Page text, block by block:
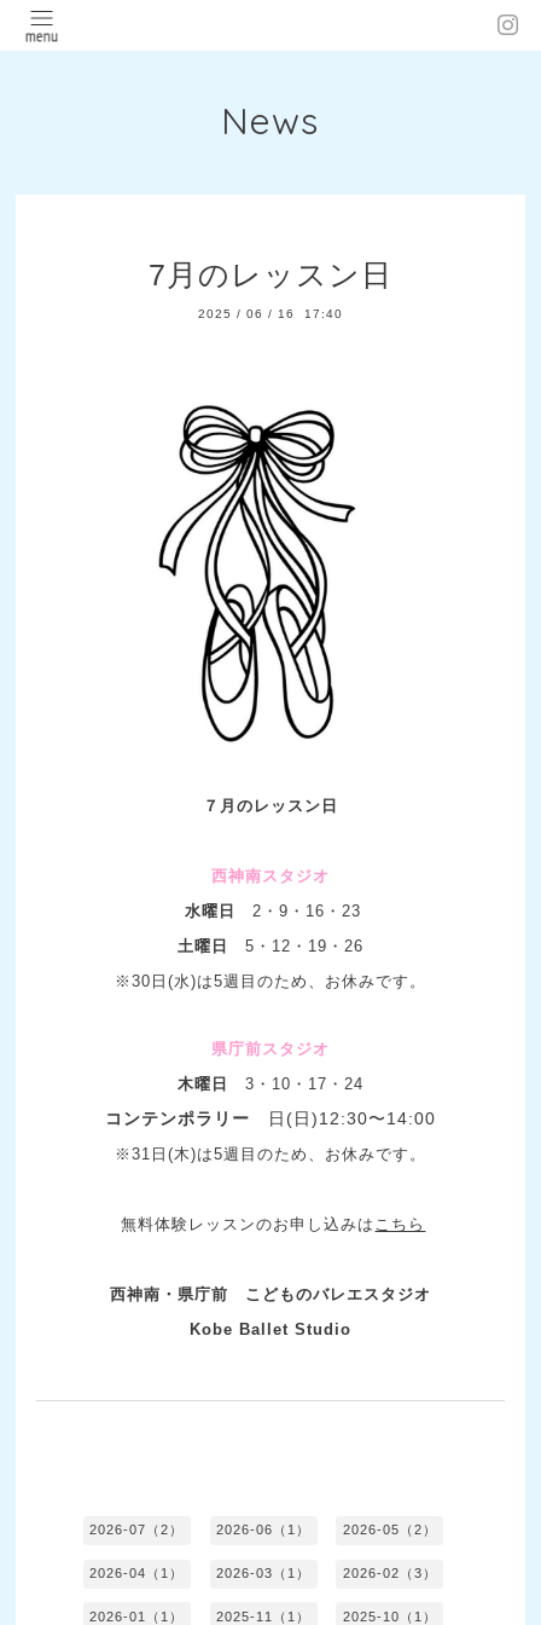
News
7月のレッスン日
2025 / 06 / 16 17:40
７月のレッスン日
西神南スタジオ
水曜日
2・9・16・23
土曜日
5・12 ・19・26
※30日(水)は5週目のため、お休みです。
県庁前スタジオ
木曜日
3・10・17・24
コンテンポラリー 日(日)12:30〜14:00
※31日(木)は5週目のため、お休みです。
無料体験レッスンのお申し込みは こちら
西神南・県庁前 こどものバレエスタジオ
Kobe Ballet Studio
2026-07（2） 2026-06（1） 2026-05（2）
2026-04（1） 2026-03（1） 2026-02（3）
2026-01（1） 2025-11（1） 2025-10（1）